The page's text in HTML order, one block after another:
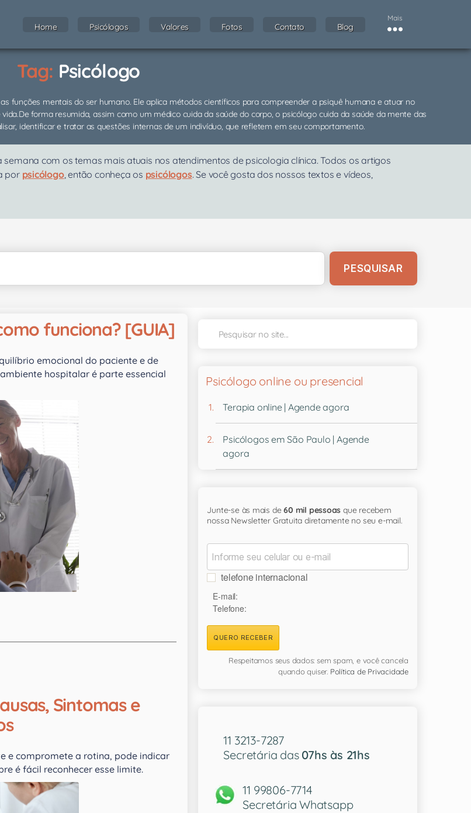
Home Psicólogos Valores Fotos Contato Blog
Mais
Tag: Psicólogo
funções mentais do ser humano. Ele aplica métodos científicos para compreender a psiquê humana e atuar no
forma resumida, assim como um médico cuida da saúde do corpo, o psicólogo cuida da saúde da mente das
identificar e tratar as questões internas de um indivíduo, que refletem em seu comportamento.
com os temas mais atuais nos atendimentos de psicologia clínica. Todos os artigos
por psicólogo, então conheça os psicólogos. Se você gosta dos nossos textos e vídeos,
funciona? [GUIA]
emocional do paciente e de
hospitalar é parte essencial
Sintomas e
e compromete a rotina, pode indicar
é fácil reconhecer esse limite.
Psicólogo online ou presencial
Terapia online | Agende agora
Psicólogos em São Paulo | Agende
agora
Junte-se às mais de60 mil pessoas que recebem
nossa Newsletter Gratuita diretamente no seu e-mail.
telefone internacional
E-mail:
Telefone:
QUERO RECEBER
Respeitamos seus dados: sem spam, e você cancela
quando quiser. Política de Privacidade
11 3213-7287
Secretária das 07hs às 21hs
11 99806-7714
Secretária Whatsapp